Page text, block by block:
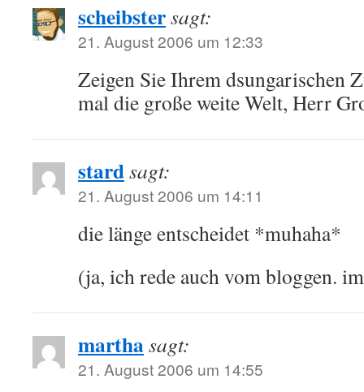
scheibstersagt:
21. August 2006 um 12:33
Zeigen Sie Ihrem dsungarischen
mal die große weite Welt, Herr
stardsagt:
21. August 2006 um 14:11
die länge entscheidet *muhaha*
(ja, ich rede auch vom bloggen.
marthasagt:
21. August 2006 um 14:55